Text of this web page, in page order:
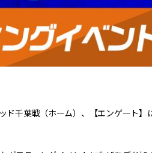
千葉戦（ホーム）、【エンゲート】